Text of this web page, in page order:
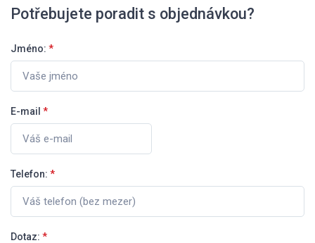
Potřebujete poradit s objednávkou?
Jméno: *
E-mail *
Telefon: *
Dotaz: *